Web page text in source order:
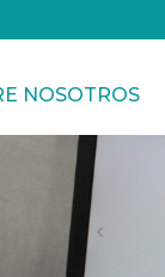
NOSOTROS